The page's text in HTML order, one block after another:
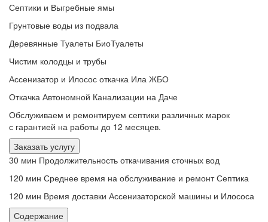
Септики и Выгребные ямы
Грунтовые воды из подвала
Деревянные Туалеты БиоТуалеты
Чистим колодцы и трубы
Ассенизатор и Илосос откачка Ила ЖБО
Откачка Автономной Канализации на Даче
Обслуживаем и ремонтируем септики различных марок
с гарантией на работы до 12 месяцев.
Заказать услугу
30 мин Продолжительность откачивания сточных вод
120 мин Среднее время на обслуживание и ремонт Септика
120 мин Время доставки Ассенизаторской машины и Илососа
Содержание